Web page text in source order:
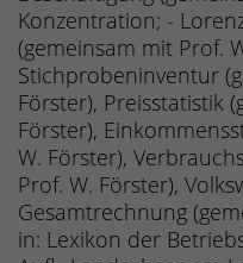
Konzentration; -
(gemeinsam mit Prof.
Stichprobeninventur
Förster), Preisstatistik
Förster),
W. Förster),
Prof. W. Förster),
Gesamtrechnung
in: Lexikon der